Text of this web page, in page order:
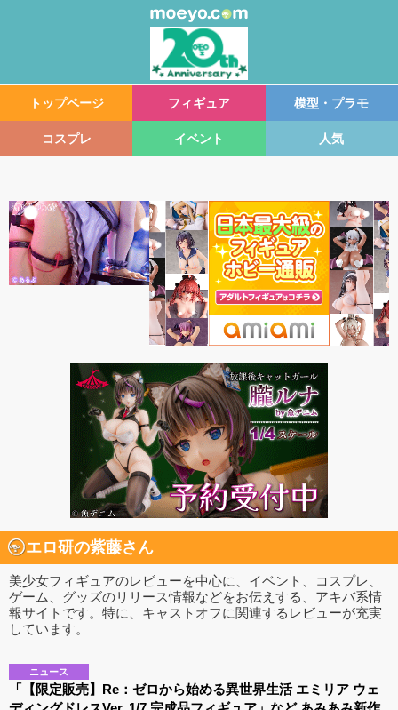
トップページ フィギュア 模型・プラモ
コスプレ イベント 人気
エロ研の紫藤さん
美少女フィギュアのレビューを中心に、イベント、コスプレ、
ゲーム、グッズのリリース情報などをお伝えする、アキバ系情
報サイトです。特に、キャストオフに関連するレビューが充実
しています。
ニュース
「【限定販売】Re：ゼロから始める異世界生活 エミリア ウェ